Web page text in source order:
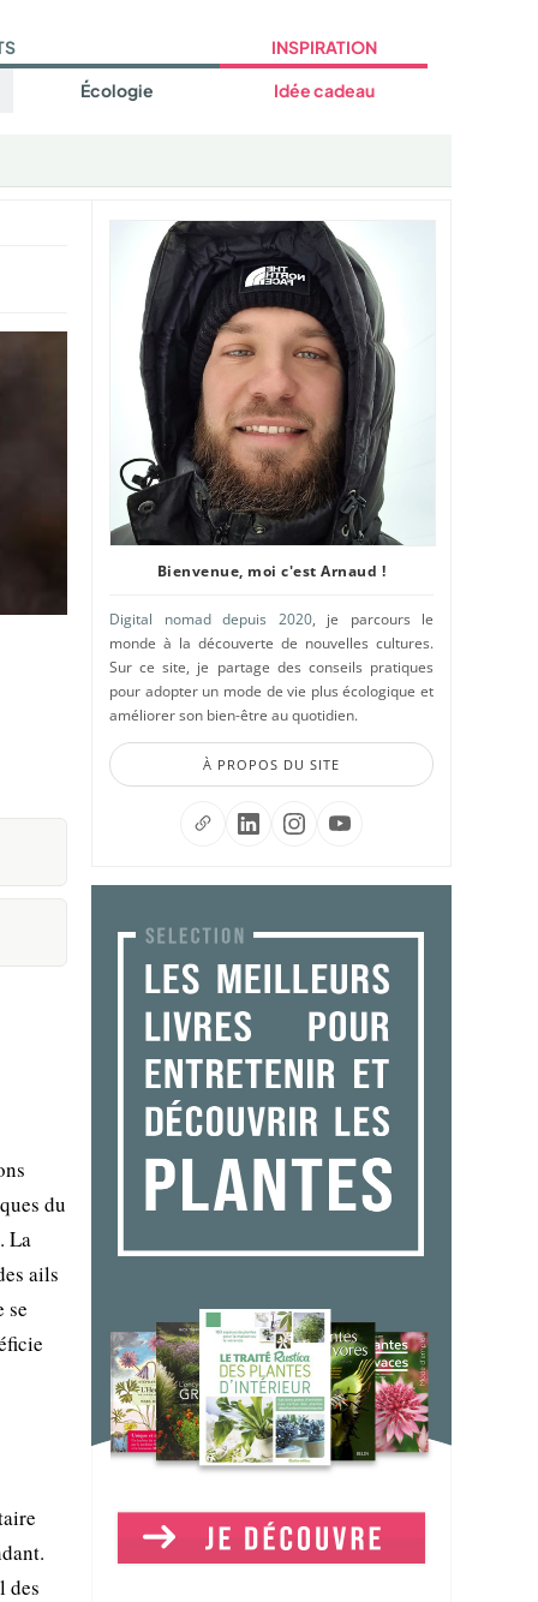
Écologie
INSPIRATION
Idée cadeau
du
La
ails
se
des
Bienvenue, moi c'est Arnaud !
Digital nomad depuis 2020, je parcours le
monde à la découverte de nouvelles cultures.
Sur ce site, je partage des conseils pratiques
pour adopter un mode de vie plus écologique et
améliorer son bien-être au quotidien.
À PROPOS DU SITE